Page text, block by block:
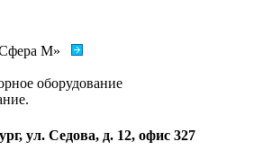
М»
оборудование
ул. Седова, д. 12, офис 327